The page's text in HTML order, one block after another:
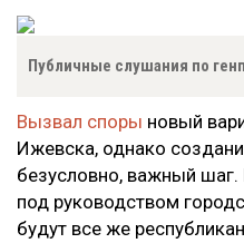
Публичные слушания по
Вызвал споры новый
Ижевска, однако
безусловно, важный
под руководством
будут все же